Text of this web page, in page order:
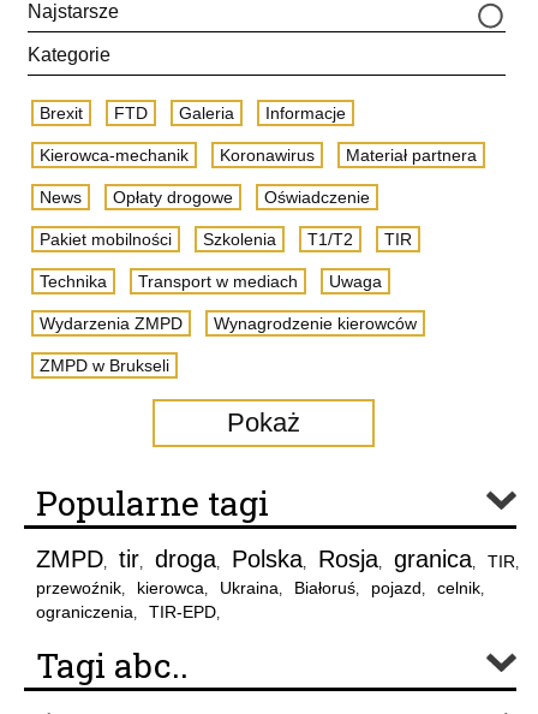
Najstarsze
Kategorie
Brexit FTD Galeria Informacje
Kierowca-mechanik Koronawirus Materiał partnera
News Opłaty drogowe Oświadczenie
Pakiet mobilności Szkolenia T1/T2 TIR
Technika Transport w mediach Uwaga
Wydarzenia ZMPD Wynagrodzenie kierowców
ZMPD w Brukseli
Pokaż
Popularne tagi
ZMPD, tir, droga, Polska, Rosja, granica, TIR,
przewoźnik, kierowca, Ukraina, Białoruś, pojazd, celnik,
ograniczenia, TIR-EPD,
Tagi abc..